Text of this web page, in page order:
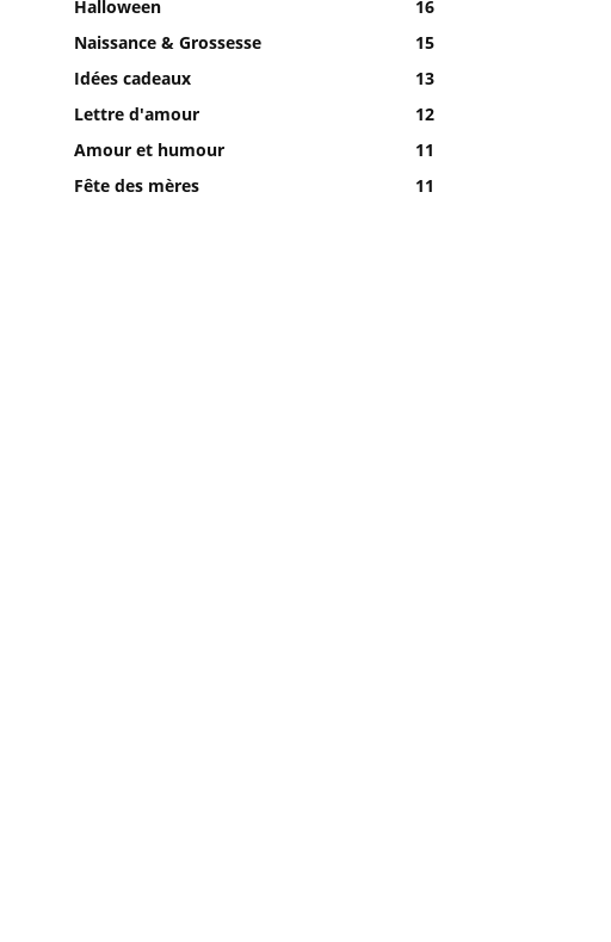
Halloween
16
Naissance & Grossesse
15
Idées cadeaux
13
Lettre d'amour
12
Amour et humour
11
Fête des mères
11